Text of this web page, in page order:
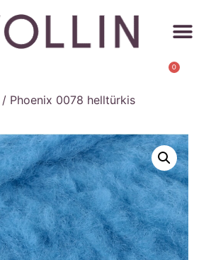
0
/ Phoenix 0078 helltürkis